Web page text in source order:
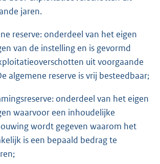
jaren.
reserve: onderdeel van het eigen
van de instelling en is gevormd
uit voorgaande
algemene reserve is vrij besteedbaar;
onderdeel van het eigen
waarvoor een inhoudelijke
wordt gegeven waarom het
is een bepaald bedrag te